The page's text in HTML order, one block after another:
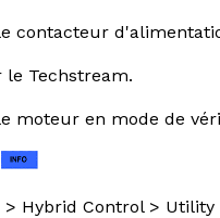
contacteur
le Techstream.
moteur en mode de
> Hybrid Control > Utility